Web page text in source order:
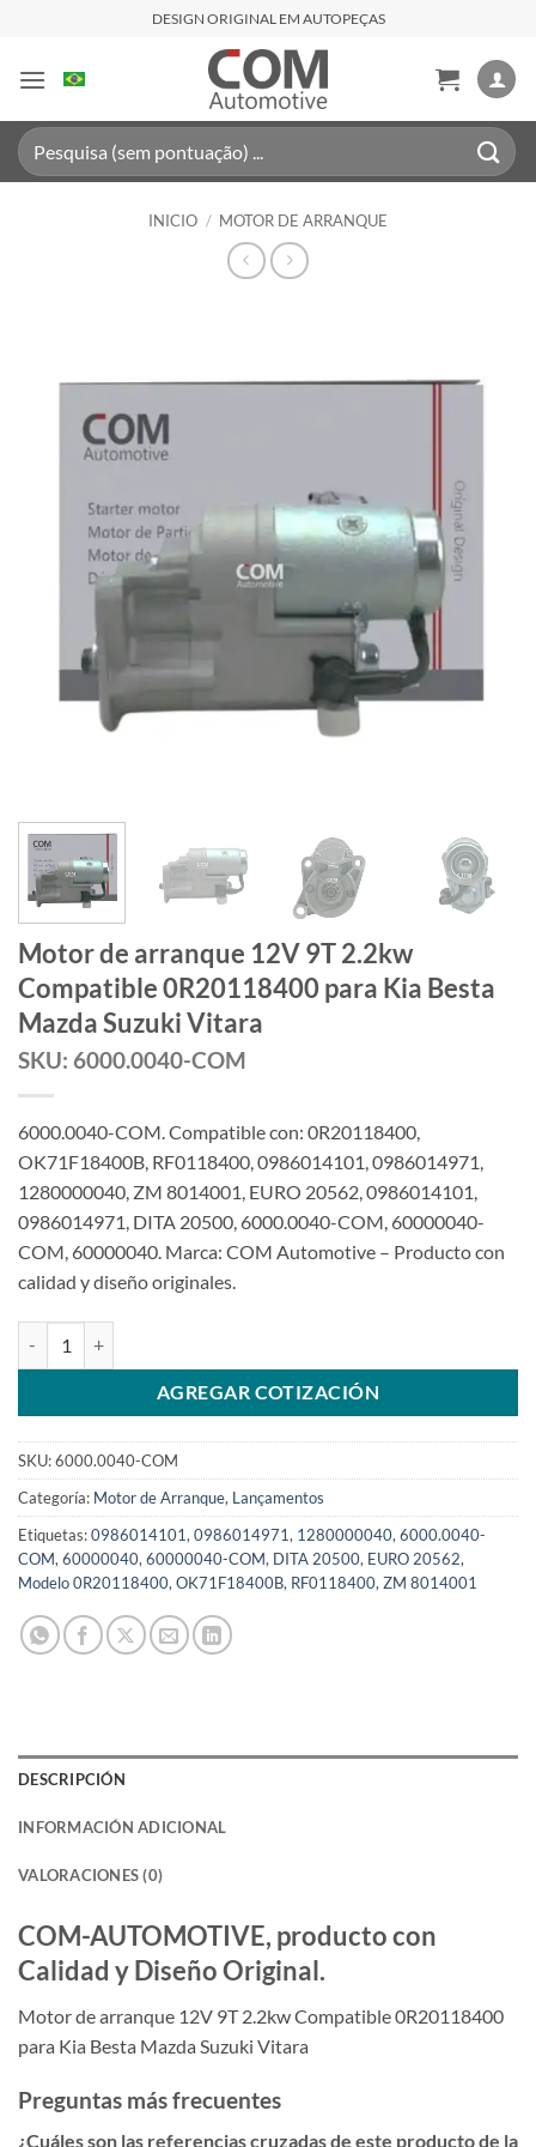
contenido
DESIGN ORIGINAL EM AUTOPEÇAS
Buscar
por:
INICIO / MOTOR DE ARRANQUE
Motor de arranque 12V 9T 2.2kw
Compatible 0R20118400 para Kia Besta
Mazda Suzuki Vitara
SKU: 6000.0040-COM
6000.0040-COM. Compatible con: 0R20118400,
OK71F18400B, RF0118400, 0986014101, 0986014971,
1280000040, ZM 8014001, EURO 20562, 0986014101,
0986014971, DITA 20500, 6000.0040-COM, 60000040-
COM, 60000040. Marca: COM Automotive – Producto con
calidad y diseño originales.
AGREGAR COTIZACIÓN
SKU:6000.0040-COM
Categoría: Motor de Arranque, Lançamentos
Etiquetas:0986014101, 0986014971, 1280000040, 6000.0040-
COM, 60000040, 60000040-COM, DITA 20500, EURO 20562,
Modelo 0R20118400, OK71F18400B, RF0118400, ZM 8014001
DESCRIPCIÓN
INFORMACIÓN ADICIONAL
VALORACIONES (0)
COM-AUTOMOTIVE, producto con
Calidad y Diseño Original.
Motor de arranque 12V 9T 2.2kw Compatible 0R20118400
para Kia Besta Mazda Suzuki Vitara
Preguntas más frecuentes
¿Cuáles son las referencias cruzadas de este producto de la